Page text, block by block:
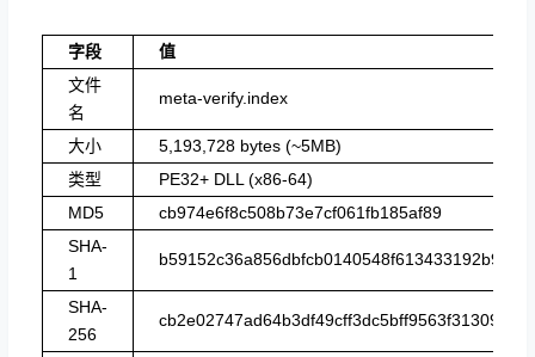
字段
值
文件
名
meta-verify.index
大小
5,193,728 bytes (~5MB)
类型
PE32+ DLL (x86-64)
MD5
cb974e6f8c508b73e7cf061fb185af89
SHA-
1
b59152c36a856dbfcb0140548f613433192b9f51
SHA-
256